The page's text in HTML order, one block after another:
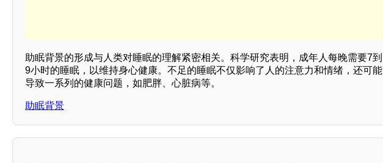
助眠背景的形成与人类对睡眠的理解紧密相关。科学研究表明，成年人每晚需要7到
9小时的睡眠，以维持身心健康。不足的睡眠不仅影响了人的注意力和情绪，还可能
导致一系列的健康问题，如肥胖、心脏病等。
助眠背景